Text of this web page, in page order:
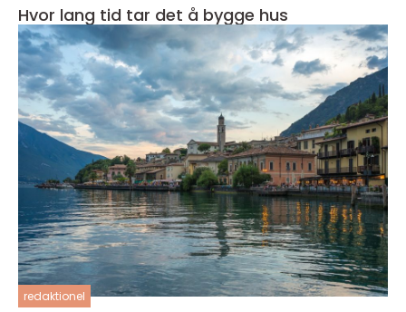
Hvor lang tid tar det å bygge hus
redaktionel